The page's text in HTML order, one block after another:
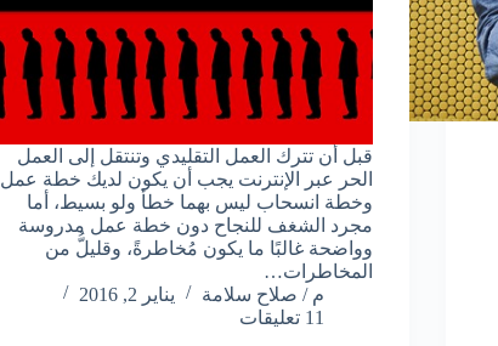
قبل أن تترك العمل التقليدي وتنتقل إلى العمل
الحر عبر الإنترنت يجب أن يكون لديك خطة عمل
وخطة انسحاب ليس بهما خطأ ولو بسيط، أما
مجرد الشغف للنجاح دون خطة عمل مدروسة
وواضحة غالبًا ما يكون مُخاطرةً، وقليلُّ من
المخاطرات…
م / صلاح سلامة
يناير 2, 2016
11 تعليقات